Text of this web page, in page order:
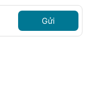
Gửi